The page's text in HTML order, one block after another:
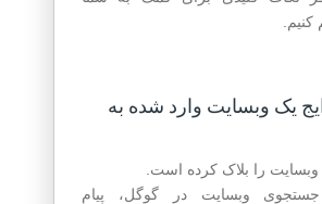
یک وبسایت وارد شده به
را بلاک کرده است.
وبسایت در گوگل، پیام